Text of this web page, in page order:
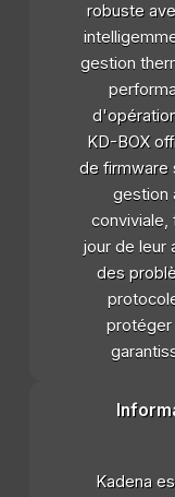
robuste
gestion
KD-BOX
de firmware
gestion
conviviale,
jour de leur
des
protéger
Kadena